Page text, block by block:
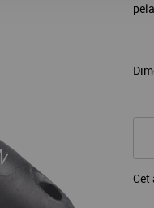
Cet